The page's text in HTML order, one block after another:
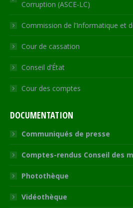
Corruption (ASCE-LC)
Commission de l’Informatique et
Cour de cassation
Conseil d’État
Cour des comptes
DOCUMENTATION
Communiqués de presse
Comptes-rendus Conseil des
Photothèque
Vidéothèque